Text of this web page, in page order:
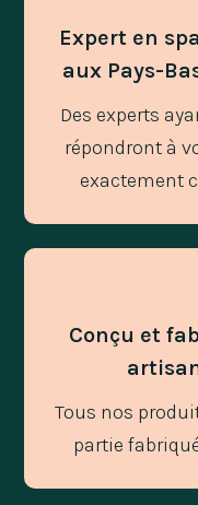
Expert en
aux Pays-
Des experts
répondront à
exactement
Conçu et
Tous nos
partie